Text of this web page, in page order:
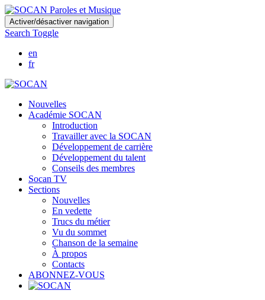
Skip
to
main
content
Activer/désactiver navigation
Search Toggle
en
fr
Nouvelles
Académie SOCAN
Introduction
Travailler avec la SOCAN
Développement de carrière
Développement du talent
Conseils des membres
Socan TV
Sections
Nouvelles
En vedette
Trucs du métier
Vu du sommet
Chanson de la semaine
À propos
Contacts
ABONNEZ-VOUS